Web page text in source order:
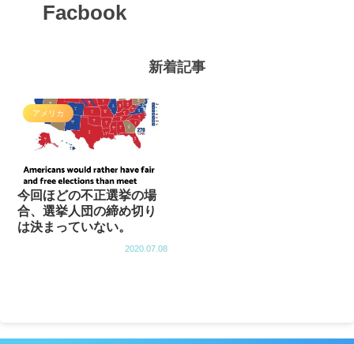
Facbook
新着記事
アメリカ
今回ほどの不正選挙の場
合、選挙人団の締め切り
は決まっていない。
2020.07.08